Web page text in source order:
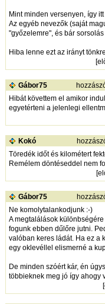
Mint minden versenyen, így
Az egyéb nevezők (saját
"győzelemre", és bár
Hiba lenne ezt az irányt
[
Gábor75
Hibát követtem el amikor
egyetérteni a jelenlegi
Kokó
Töredék időt és kilométert
Remélem döntéseddel nem
[
Gábor75
Ne komolytalankodjunk :-)
A megtalálások
fogunk ebben dűlőre jutni.
valóban keres ládát. Ha ez a
egy oklevéllel elismerné a
De minden szóért kár, én
többieknek meg jó így ahogy
[